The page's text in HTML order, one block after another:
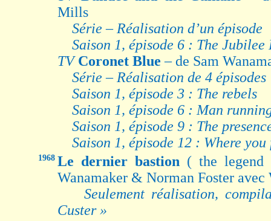
Mills
Série – Réalisation d’un épisode
Saison 1, épisode 6 : The
TV Coronet Blue– de Sam
Série – Réalisation de 4 épisodes
Saison 1, épisode 3 : The rebels
Saison 1, épisode 6 : Man
Saison 1, épisode 9 : The
Saison 1, épisode 12 : Where
1968 Le dernier bastion ( the legend
Wanamaker & Norman Foster avec
Seulement réalisation,
Custer »